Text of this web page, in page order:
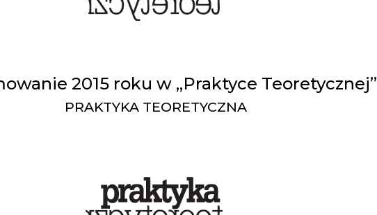
2015 roku w „Praktyce Teoretycznej”
PRAKTYKA TEORETYCZNA